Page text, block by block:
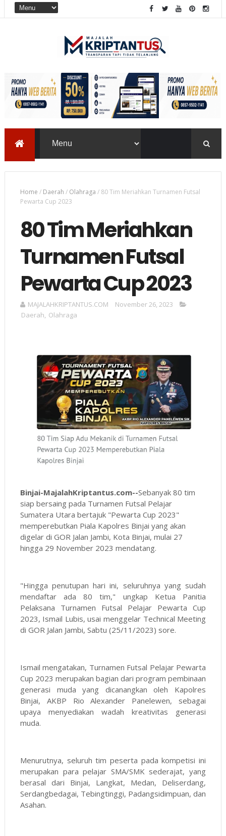
Home / Daerah / Olahraga / 80 Tim Meriahkan Turnamen Futsal
Pewarta Cup 2023
80 Tim Meriahkan
Turnamen Futsal
Pewarta Cup 2023
MAJALAHKRIPTANTUS.COM
November 26, 2023
Daerah, Olahraga
Binjai-MajalahKriptantus.com--Sebanyak 80 tim
siap bersaing pada Turnamen Futsal Pelajar
Sumatera Utara bertajuk "Pewarta Cup 2023"
memperebutkan Piala Kapolres Binjai yang akan
digelar di GOR Jalan Jambi, Kota Binjai, mulai 27
hingga 29 November 2023 mendatang.
"Hingga penutupan hari ini, seluruhnya yang sudah
mendaftar ada 80 tim," ungkap Ketua Panitia
Pelaksana Turnamen Futsal Pelajar Pewarta Cup
2023, Ismail Lubis, usai menggelar Technical Meeting
di GOR Jalan Jambi, Sabtu (25/11/2023) sore.
Ismail mengatakan, Turnamen Futsal Pelajar Pewarta
Cup 2023 merupakan bagian dari program pembinaan
generasi muda yang dicanangkan oleh Kapolres
Binjai, AKBP Rio Alexander Panelewen, sebagai
upaya menyediakan wadah kreativitas generasi
muda.
Menurutnya, seluruh tim peserta pada kompetisi ini
merupakan para pelajar SMA/SMK sederajat, yang
berasal dari Binjai, Langkat, Medan, Deliserdang,
Serdangbedagai, Tebingtinggi, Padangsidimpuan, dan
Asahan.